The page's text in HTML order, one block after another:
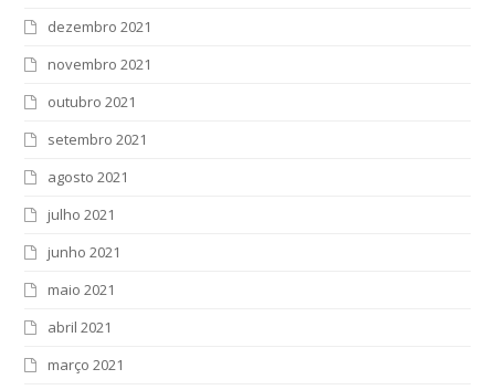
dezembro 2021
novembro 2021
outubro 2021
setembro 2021
agosto 2021
julho 2021
junho 2021
maio 2021
abril 2021
março 2021